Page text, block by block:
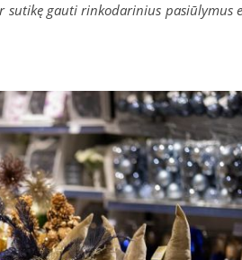
sutikę gauti rinkodarinius pasiūlymus